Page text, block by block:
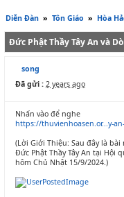
Diễn Đàn » Tôn Giáo » Hòa
Đức Phật Thầy Tây An và
song
Đã gửi : 2 years ago
Nhấn vào để nghe
https://thuvienhoasen.or...y-
(Lời Giới Thiệu: Sau đây là bài
Đức Phật Thầy Tây An tại Hội
hôm Chủ Nhật 15/9/2024.)